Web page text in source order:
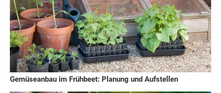
Gemüseanbau im Frühbeet: Planung und Aufstellen